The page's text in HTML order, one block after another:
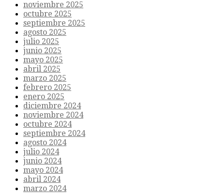
noviembre 2025
octubre 2025
septiembre 2025
agosto 2025
julio 2025
junio 2025
mayo 2025
abril 2025
marzo 2025
febrero 2025
enero 2025
diciembre 2024
noviembre 2024
octubre 2024
septiembre 2024
agosto 2024
julio 2024
junio 2024
mayo 2024
abril 2024
marzo 2024